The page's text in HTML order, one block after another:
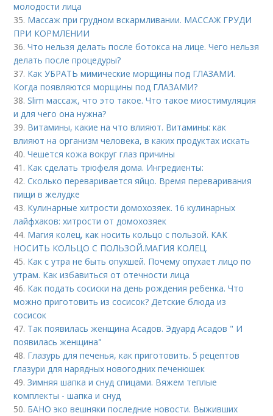
молодости лица
35. Массаж при грудном вскармливании. МАССАЖ ГРУДИ
ПРИ КОРМЛЕНИИ
36.Что нельзя делать после ботокса на лице. Чего нельзя
делать после процедуры?
37. Как УБРАТЬ мимические морщины под ГЛАЗАМИ.
Когда появляются морщины под ГЛАЗАМИ?
38.Slim массаж, что это такое. Что такое миостимуляция
и для чего она нужна?
39. Витамины, какие на что влияют. Витамины: как
влияют на организм человека, в каких продуктах искать
40.Чешется кожа вокруг глаз причины
41. Как сделать трюфеля дома. Ингредиенты:
42.Сколько переваривается яйцо. Время переваривания
пищи в желудке
43. Кулинарные хитрости домохозяек. 16 кулинарных
лайфхаков: хитрости от домохозяек
44. Магия колец, как носить кольцо с пользой. КАК
НОСИТЬ КОЛЬЦО С ПОЛЬЗОЙ.МАГИЯ КОЛЕЦ.
45. Как с утра не быть опухшей. Почему опухает лицо по
утрам. Как избавиться от отечности лица
46. Как подать сосиски на день рождения ребенка. Что
можно приготовить из сосисок? Детские блюда из
сосисок
47. Так появилась женщина Асадов. Эдуард Асадов " И
появилась женщина"
48. Глазурь для печенья, как приготовить. 5 рецептов
глазури для нарядных новогодних печенюшек
49.Зимняя шапка и снуд спицами. Вяжем теплые
комплекты - шапка и снуд
50. БАНО эко вешняки последние новости. Выживших